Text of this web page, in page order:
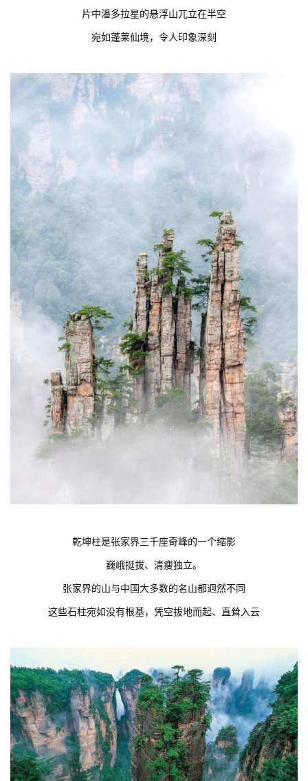
片中潘多拉星的悬浮山兀立在半空
宛如蓬莱仙境，令人印象深刻
乾坤柱是张家界三千座奇峰的一个缩影
巍峨挺拔、清瘦独立。
张家界的山与中国大多数的名山都迥然不同
这些石柱宛如没有根基，凭空拔地而起、直耸入云